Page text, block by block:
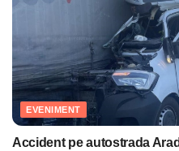
EVENIMENT
Accident pe autostrada